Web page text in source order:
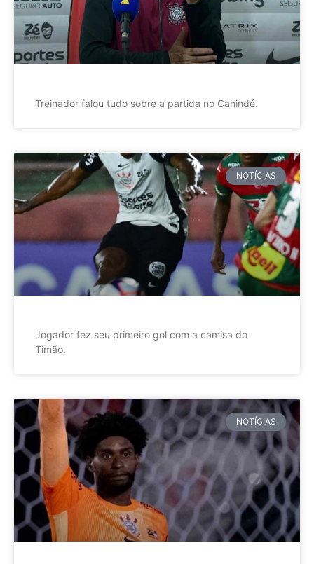
Treinador falou tudo sobre a partida no Canindé.
NOTÍCIAS
Jogador fez seu primeiro gol com a camisa do
Timão.
NOTÍCIAS